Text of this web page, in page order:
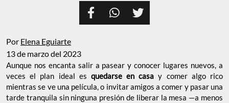
Por Elena Eguiarte
13 de marzo del 2023
Aunque nos encanta salir a pasear y conocer lugares nuevos, a
veces el plan ideal es quedarse en casa y comer algo rico
mientras se ve una película, o invitar amigos a comer y pasar una
tarde tranquila sin ninguna presión de liberar la mesa —a menos